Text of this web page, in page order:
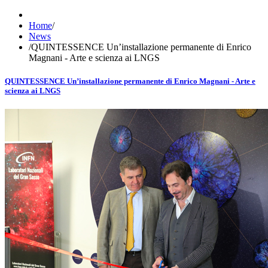
Home/
News
/QUINTESSENCE Un’installazione permanente di Enrico
Magnani - Arte e scienza ai LNGS
QUINTESSENCE Un’installazione permanente di Enrico Magnani - Arte e
scienza ai LNGS